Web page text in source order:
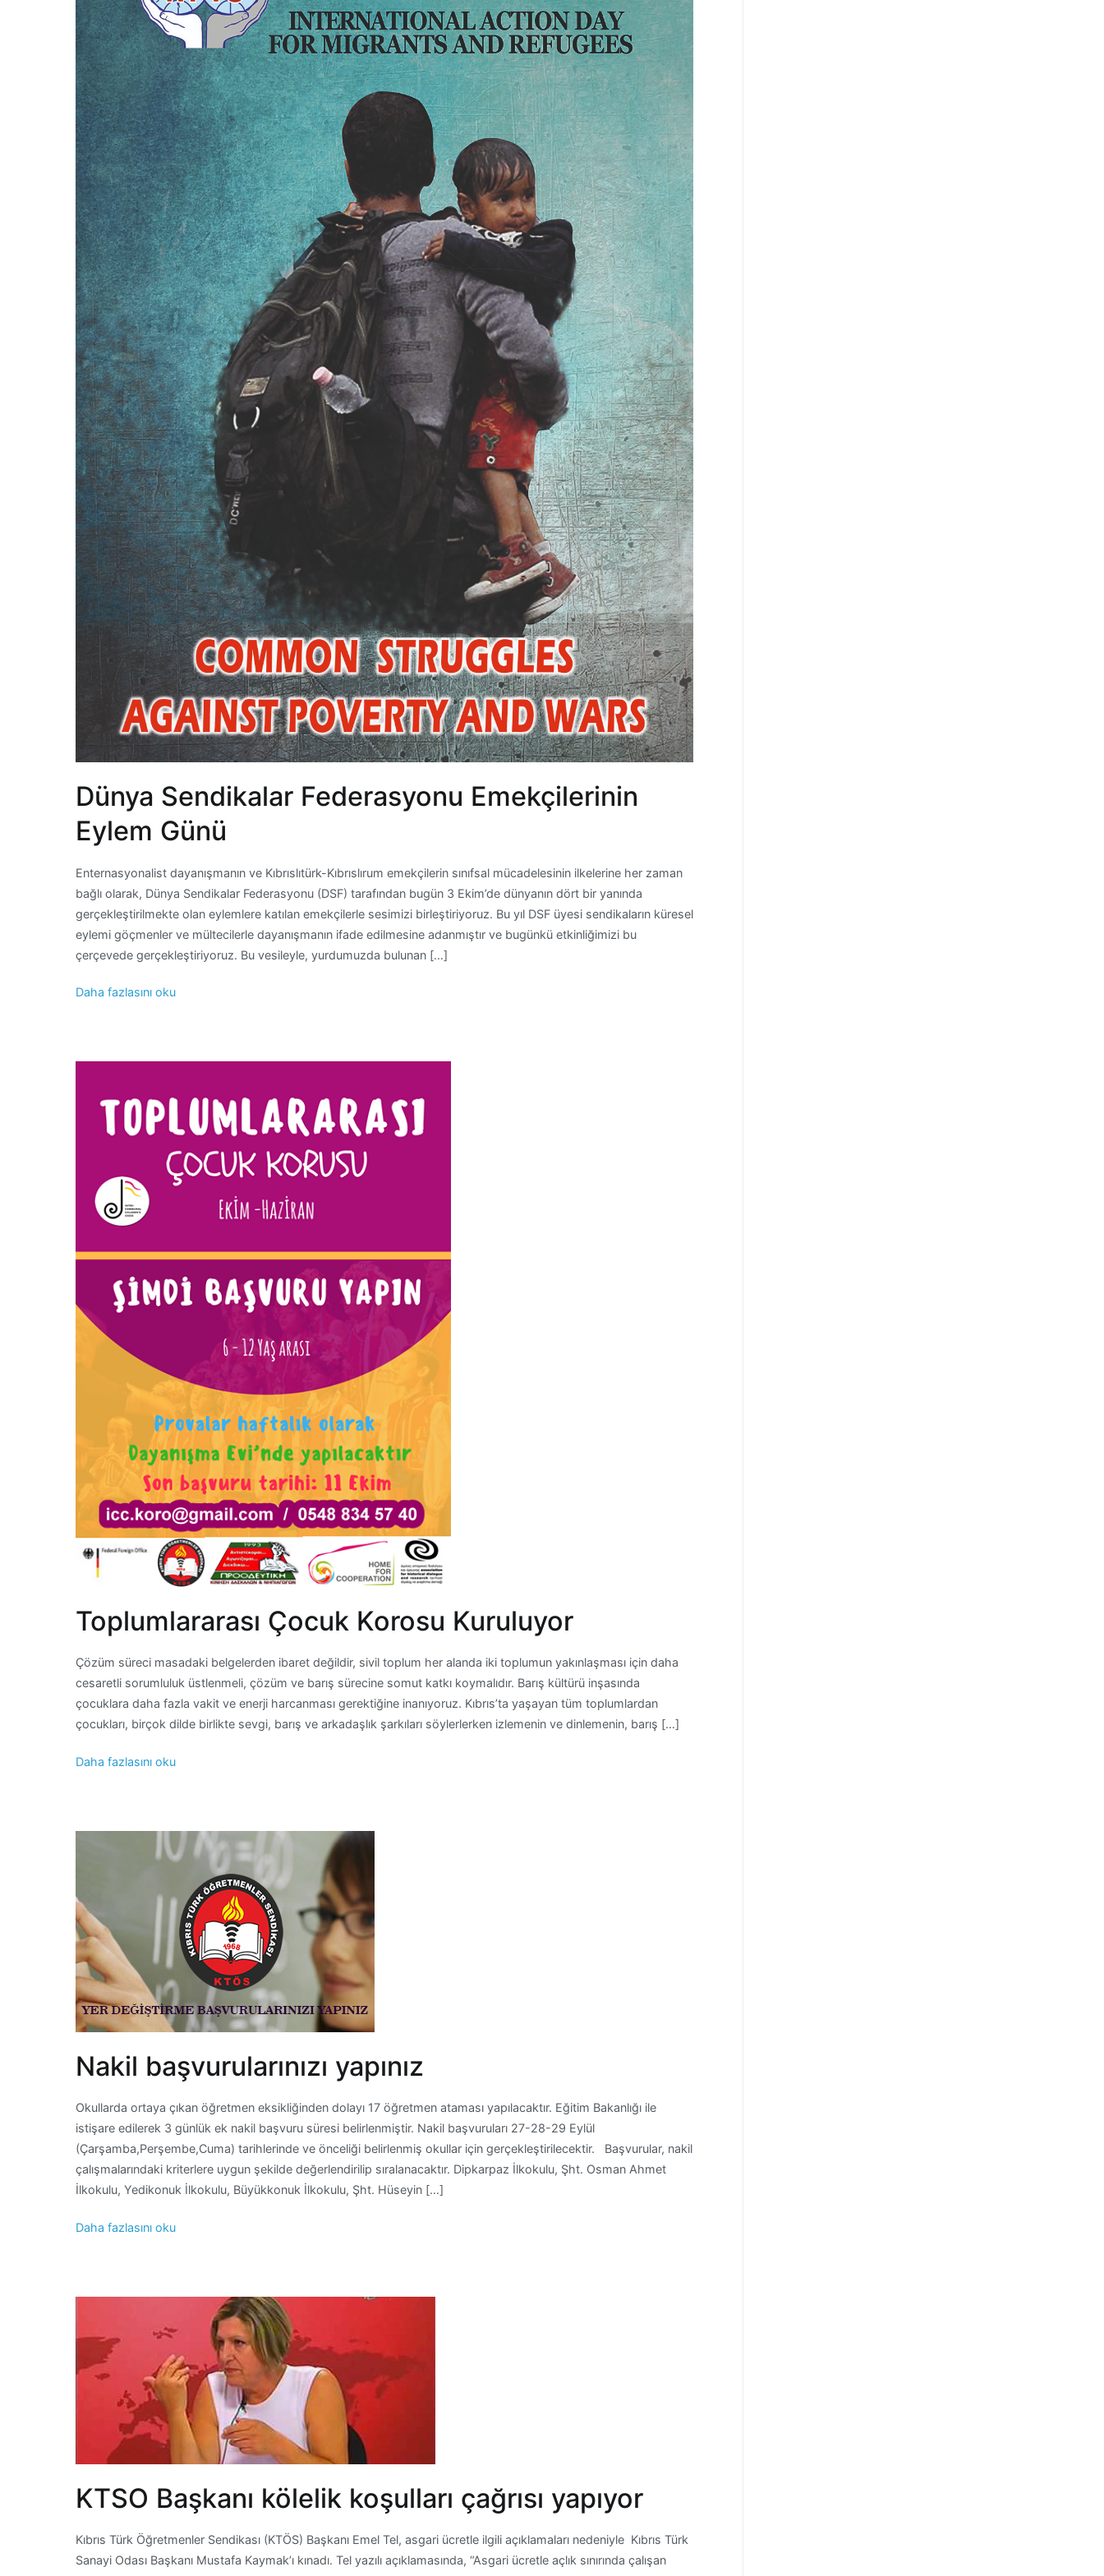
Dünya Sendikalar Federasyonu Emekçilerinin
Eylem Günü
Enternasyonalist dayanışmanın ve Kıbrıslıtürk-Kıbrıslırum emekçilerin sınıfsal mücadelesinin ilkelerine her zaman
bağlı olarak, Dünya Sendikalar Federasyonu (DSF) tarafından bugün 3 Ekim’de dünyanın dört bir yanında
gerçekleştirilmekte olan eylemlere katılan emekçilerle sesimizi birleştiriyoruz. Bu yıl DSF üyesi sendikaların küresel
eylemi göçmenler ve mültecilerle dayanışmanın ifade edilmesine adanmıştır ve bugünkü etkinliğimizi bu
çerçevede gerçekleştiriyoruz. Bu vesileyle, yurdumuzda bulunan […]
Daha fazlasını oku
Toplumlararası Çocuk Korosu Kuruluyor
Çözüm süreci masadaki belgelerden ibaret değildir, sivil toplum her alanda iki toplumun yakınlaşması için daha
cesaretli sorumluluk üstlenmeli, çözüm ve barış sürecine somut katkı koymalıdır. Barış kültürü inşasında
çocuklara daha fazla vakit ve enerji harcanması gerektiğine inanıyoruz. Kıbrıs’ta yaşayan tüm toplumlardan
çocukları, birçok dilde birlikte sevgi, barış ve arkadaşlık şarkıları söylerlerken izlemenin ve dinlemenin, barış […]
Daha fazlasını oku
Nakil başvurularınızı yapınız
Okullarda ortaya çıkan öğretmen eksikliğinden dolayı 17 öğretmen ataması yapılacaktır. Eğitim Bakanlığı ile
istişare edilerek 3 günlük ek nakil başvuru süresi belirlenmiştir. Nakil başvuruları 27-28-29 Eylül
(Çarşamba,Perşembe,Cuma) tarihlerinde ve önceliği belirlenmiş okullar için gerçekleştirilecektir. Başvurular, nakil
çalışmalarındaki kriterlere uygun şekilde değerlendirilip sıralanacaktır. Dipkarpaz İlkokulu, Şht. Osman Ahmet
İlkokulu, Yedikonuk İlkokulu, Büyükkonuk İlkokulu, Şht. Hüseyin […]
Daha fazlasını oku
KTSO Başkanı kölelik koşulları çağrısı yapıyor
Kıbrıs Türk Öğretmenler Sendikası (KTÖS) Başkanı Emel Tel, asgari ücretle ilgili açıklamaları nedeniyle Kıbrıs Türk
Sanayi Odası Başkanı Mustafa Kaymak’ı kınadı. Tel yazılı açıklamasında, “Asgari ücretle açlık sınırında çalışan